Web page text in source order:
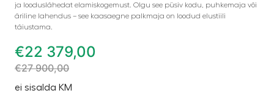
ja looduslähedat elamiskogemust. Olgu see püsiv kodu, puhkemaja või
äriline lahendus – see kaasaegne palkmaja on loodud elustiili
täiustama.
€22 379,00
€27 900,00
ei sisalda KM